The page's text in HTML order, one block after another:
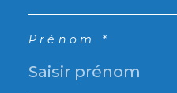
Prénom *